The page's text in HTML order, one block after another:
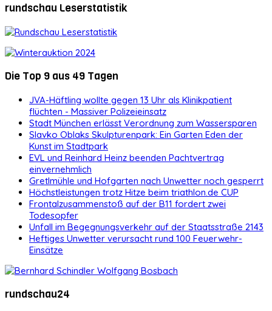
rundschau Leserstatistik
Die Top 9 aus 49 Tagen
JVA-Häftling wollte gegen 13 Uhr als Klinikpatient
flüchten - Massiver Polizeieinsatz
Stadt München erlässt Verordnung zum Wassersparen
Slavko Oblaks Skulpturenpark: Ein Garten Eden der
Kunst im Stadtpark
EVL und Reinhard Heinz beenden Pachtvertrag
einvernehmlich
Gretlmühle und Hofgarten nach Unwetter noch gesperrt
Höchstleistungen trotz Hitze beim triathlon.de CUP
Frontalzusammenstoß auf der B11 fordert zwei
Todesopfer
Unfall im Begegnungsverkehr auf der Staatsstraße 2143
Heftiges Unwetter verursacht rund 100 Feuerwehr-
Einsätze
rundschau24